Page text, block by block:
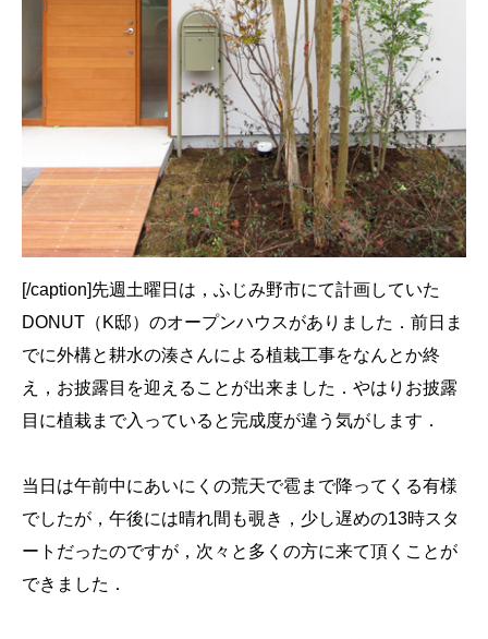
[/caption]先週土曜日は，ふじみ野市にて計画していた
DONUT（K邸）のオープンハウスがありました．前日ま
でに外構と耕水の湊さんによる植栽工事をなんとか終
え，お披露目を迎えることが出来ました．やはりお披露
目に植栽まで入っていると完成度が違う気がします．
当日は午前中にあいにくの荒天で雹まで降ってくる有様
でしたが，午後には晴れ間も覗き，少し遅めの13時スタ
ートだったのですが，次々と多くの方に来て頂くことが
できました．